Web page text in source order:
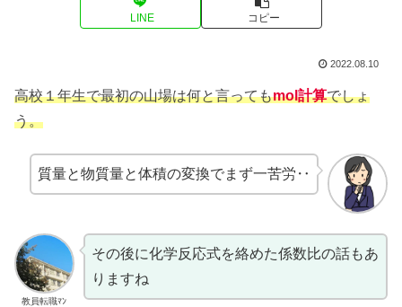
LINE コピー
2022.08.10
高校１年生で最初の山場は何と言ってもmol計算でしょ
う。
質量と物質量と体積の変換でまず一苦労‥
教員転職ﾏﾝ
その後に化学反応式を絡めた係数比の話もあ
りますね